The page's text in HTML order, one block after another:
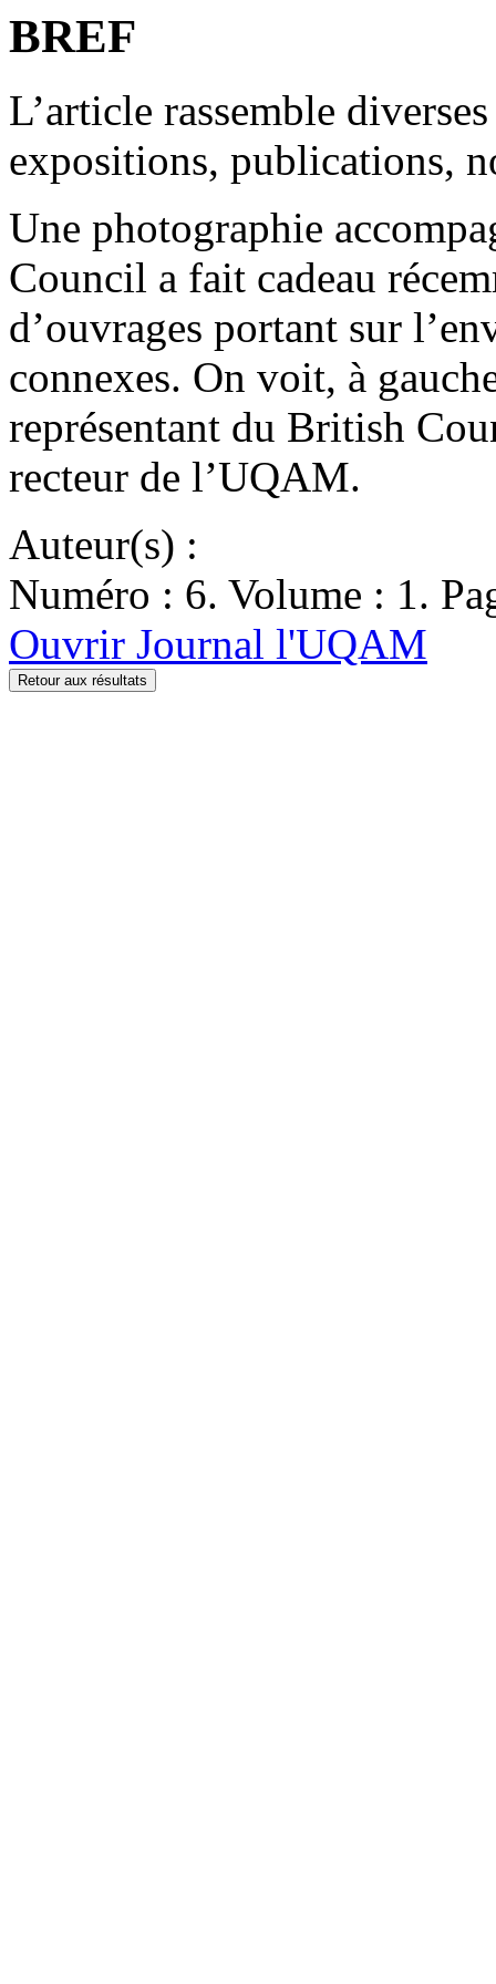
BREF
L’article rassemble
expositions, publications,
Une photographie
Council a fait cadeau
d’ouvrages portant sur
connexes. On voit, à
représentant du British
recteur de l’UQAM.
Auteur(s) :
Numéro : 6. Volume : 1.
Ouvrir Journal l'UQAM
Retour aux résultats